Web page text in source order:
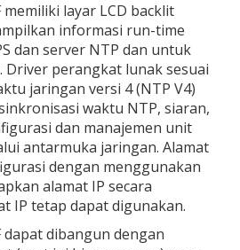
memiliki layar LCD backlit
informasi run-time
dan server NTP dan untuk
Driver perangkat lunak sesuai
jaringan versi 4 (NTP V4)
waktu NTP, siaran,
dan manajemen unit
antarmuka jaringan. Alamat
dengan menggunakan
alamat IP secara
IP tetap dapat digunakan.
dapat dibangun dengan